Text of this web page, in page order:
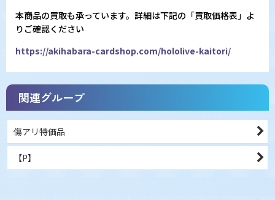
本商品の買取も承っています。詳細は下記の「買取価格表」よ
りご確認ください
https://akihabara-cardshop.com/hololive-kaitori/
関連グループ
傷アリ特価品
【P】